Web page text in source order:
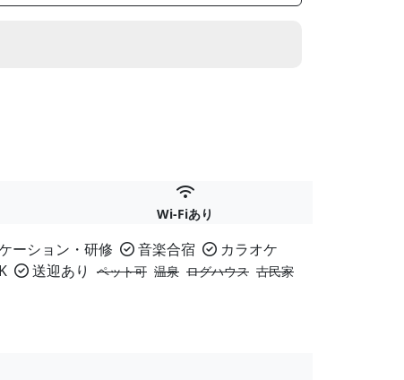
Wi-Fiあり
ーション・研修 音楽合宿
カラオケ
送迎あり ペット可 温泉 ログハウス 古民家